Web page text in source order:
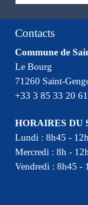
Contacts
Commune de
Le Bourg
71260 Saint-
+33 3 85 33 20 61
HORAIRES DU
Lundi : 8h45 -
Mercredi : 8h -
Vendredi : 8h45 -